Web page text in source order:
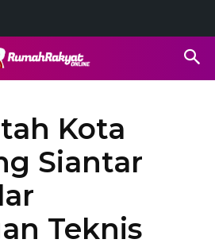
Kota
Siantar
Teknis